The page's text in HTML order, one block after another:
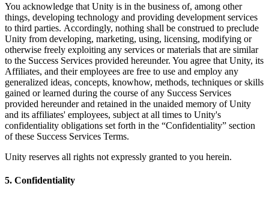
You acknowledge that Unity is in the business of, among other
things, developing technology and providing development services
to third parties. Accordingly, nothing shall be construed to preclude
Unity from developing, marketing, using, licensing, modifying or
otherwise freely exploiting any services or materials that are similar
to the Success Services provided hereunder. You agree that Unity, its
Affiliates, and their employees are free to use and employ any
generalized ideas, concepts, knowhow, methods, techniques or skills
gained or learned during the course of any Success Services
provided hereunder and retained in the unaided memory of Unity
and its affiliates' employees, subject at all times to Unity's
confidentiality obligations set forth in the “Confidentiality” section
of these Success Services Terms.
Unity reserves all rights not expressly granted to you herein.
5. Confidentiality